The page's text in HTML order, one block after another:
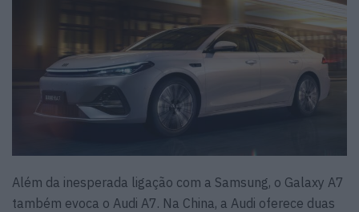
Além da inesperada ligação com a Samsung, o Galaxy A7
também evoca o Audi A7. Na China, a Audi oferece duas